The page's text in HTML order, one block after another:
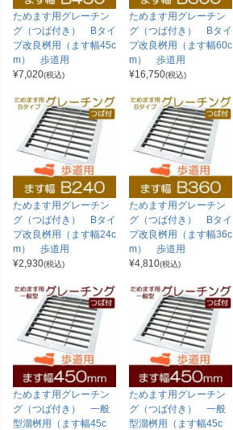
ためます用グレーチン
グ（つば付き） Bタイ
プ改良桝用（ます幅45c
m） 歩道用
¥7,020(税込)
ためます用グレーチン
グ（つば付き） Bタイ
プ改良桝用（ます幅60c
m） 歩道用
¥16,750(税込)
ためます用グレーチン
グ（つば付き） Bタイ
プ改良桝用（ます幅24c
m） 歩道用
¥2,930(税込)
ためます用グレーチン
グ（つば付き） Bタイ
プ改良桝用（ます幅36c
m） 歩道用
¥4,810(税込)
ためます用グレーチン
グ（つば付き） 一般
型溜桝用（ます幅45c
ためます用グレーチン
グ（つば付き） 一般
型溜桝用（ます幅45c